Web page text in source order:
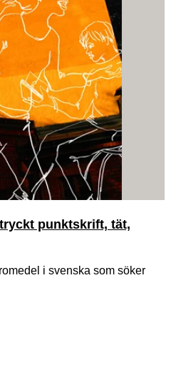
punktskrift, tät,
i svenska som söker